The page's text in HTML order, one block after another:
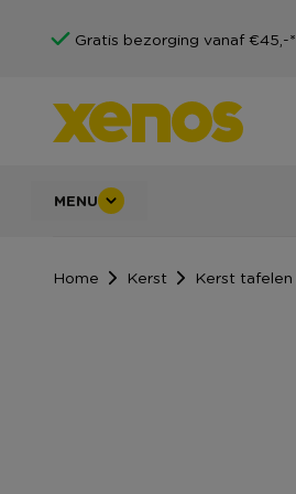
Gratis bezorging vanaf €45,-*
MENU
Home Kerst Kerst tafelen